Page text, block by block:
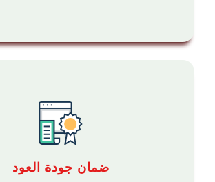
ضمان جودة العود